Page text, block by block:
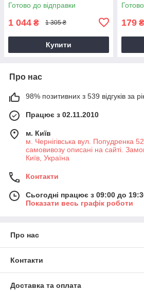
Готово до відправки
1 044 ₴ 1 305 ₴
Купити
led
179 ₴
Про нас
98% позитивних з 539 відгуків за
Працює з 02.11.2010
м. Київ
м. Чернігівська вул. Попудренка
самовивозу описані на сайті.
Київ, Україна
Контакти
Сьогодні працює з 09:00 до
Показати весь графік роботи
Про нас
Контакти
Доставка та оплата